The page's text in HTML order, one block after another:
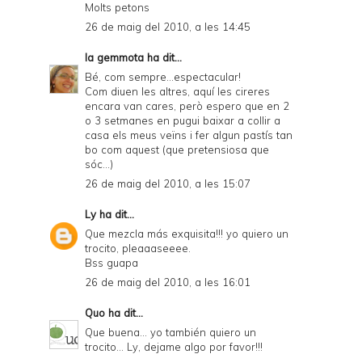
Molts petons
26 de maig del 2010, a les 14:45
la gemmota ha dit...
Bé, com sempre...espectacular!
Com diuen les altres, aquí les cireres
encara van cares, però espero que en 2
o 3 setmanes en pugui baixar a collir a
casa els meus veïns i fer algun pastís tan
bo com aquest (que pretensiosa que
sóc...)
26 de maig del 2010, a les 15:07
Lyha dit...
Que mezcla más exquisita!!! yo quiero un
trocito, pleaaaseeee.
Bss guapa
26 de maig del 2010, a les 16:01
Quo ha dit...
Que buena... yo también quiero un
trocito... Ly, dejame algo por favor!!!